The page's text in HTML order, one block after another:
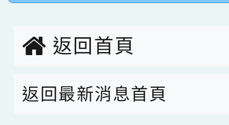
返回首頁
返回最新消息首頁